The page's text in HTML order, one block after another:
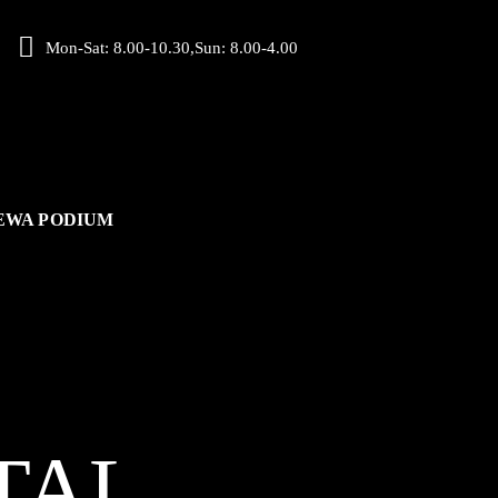
Mon-Sat: 8.00-10.30,Sun: 8.00-4.00
PODIUM